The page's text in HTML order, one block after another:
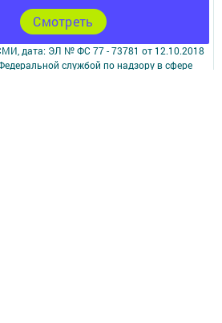
Cмотреть
агентства по печати и массовым
информ
дата: ЭЛ № ФС 77 - 73781 от 12.10.2018
службой по надзору в сфере